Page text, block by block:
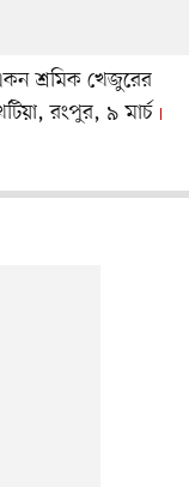
শ্রমিক খেজুরের
রংপুর, ৯ মার্চ